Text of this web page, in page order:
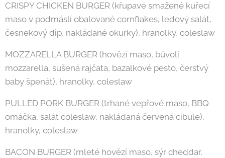
CRISPY CHICKEN BURGER (křupavé smažené kuřecí
maso v podmáslí obalované cornflakes, ledový salát,
česnekový dip, nakládané okurky), hranolky, coleslaw
MOZZARELLA BURGER (hovězí maso, bůvolí
mozzarella, sušená rajčata, bazalkové pesto, čerstvý
baby špenát), hranolky, coleslaw
PULLED PORK BURGER (trhané vepřové maso, BBQ
omáčka, salát coleslaw, nakládaná červená cibule),
hranolky, coleslaw
BACON BURGER (mleté hovězí maso, sýr cheddar,